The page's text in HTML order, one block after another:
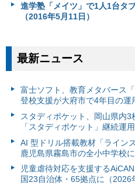
進学塾「メイツ」で1人1台タ
（2016年5月11日）
最新ニュース
富⼠ソフト、教育メタバース
登校支援が大府市で4年目の運
スタディポケット、岡山県内
「スタディポケット」継続運
AI 型ドリル搭載教材「ライン
鹿児島県霧島市の全小中学校
児童虐待対応を支援する
国23自治体・65拠点に（2026